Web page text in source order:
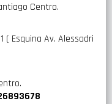
Centro.
( Esquina Av. Alessadri